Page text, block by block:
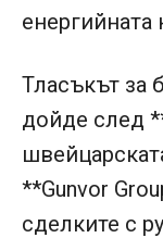
Тласъкът за
дойде след
**Gunvor
сделките с